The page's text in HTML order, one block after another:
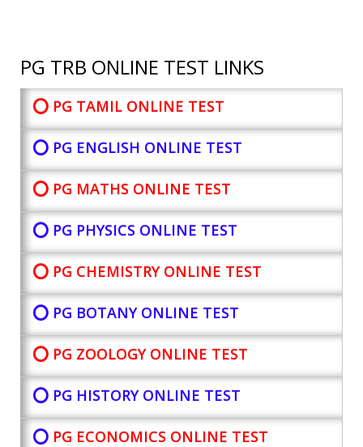
PG TRB ONLINE TEST LINKS
⭕ PG TAMIL ONLINE TEST
⭕ PG ENGLISH ONLINE TEST
⭕ PG MATHS ONLINE TEST
⭕ PG PHYSICS ONLINE TEST
⭕ PG CHEMISTRY ONLINE TEST
⭕ PG BOTANYONLINE TEST
⭕ PG ZOOLOGY ONLINE TEST
⭕ PG HISTORY ONLINE TEST
⭕ PG ECONOMICS ONLINE TEST